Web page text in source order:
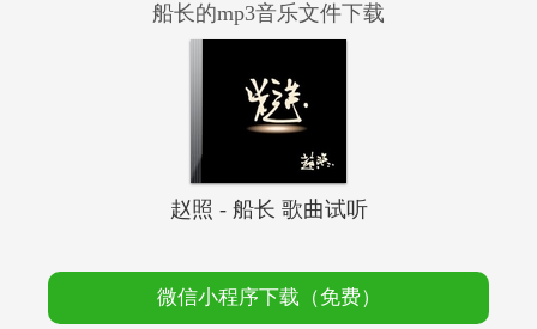
船长的mp3音乐文件下载
赵照 - 船长 歌曲试听
微信小程序下载（免费）